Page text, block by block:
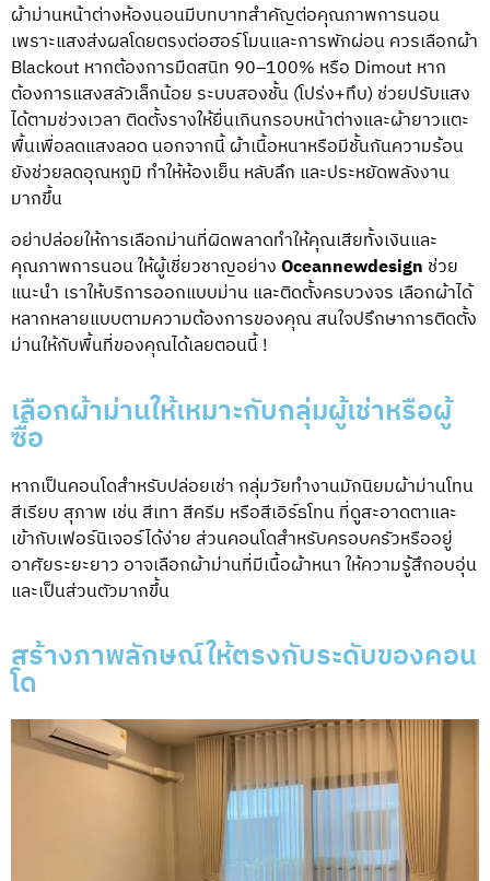
ผ้าม่านหน้าต่างห้องนอนมีบทบาทสำคัญต่อคุณภาพการนอน
เพราะแสงส่งผลโดยตรงต่อฮอร์โมนและการพักผ่อน ควรเลือกผ้า
Blackout หากต้องการมืดสนิท 90–100% หรือ Dimout หาก
ต้องการแสงสลัวเล็กน้อย ระบบสองชั้น (โปร่ง+ทึบ) ช่วยปรับแสง
ได้ตามช่วงเวลา ติดตั้งรางให้ยื่นเกินกรอบหน้าต่างและผ้ายาวแตะ
พื้นเพื่อลดแสงลอด นอกจากนี้ ผ้าเนื้อหนาหรือมีชั้นกันความร้อน
ยังช่วยลดอุณหภูมิ ทำให้ห้องเย็น หลับลึก และประหยัดพลังงาน
มากขึ้น
อย่าปล่อยให้การเลือกม่านที่ผิดพลาดทำให้คุณเสียทั้งเงินและ
คุณภาพการนอน ให้ผู้เชี่ยวชาญอย่างOceannewdesign ช่วย
แนะนำ เราให้บริการออกแบบม่าน และติดตั้งครบวงจร เลือกผ้าได้
หลากหลายแบบตามความต้องการของคุณ สนใจปรึกษาการติดตั้ง
ม่านให้กับพื้นที่ของคุณได้เลยตอนนี้ !
เลือกผ้าม่านให้เหมาะกับกลุ่มผู้เช่าหรือผู้
ซื้อ
หากเป็นคอนโดสำหรับปล่อยเช่า กลุ่มวัยทำงานมักนิยมผ้าม่านโทน
สีเรียบ สุภาพ เช่น สีเทา สีครีม หรือสีเอิร์ธโทน ที่ดูสะอาดตาและ
เข้ากับเฟอร์นิเจอร์ได้ง่าย ส่วนคอนโดสำหรับครอบครัวหรืออยู่
อาศัยระยะยาว อาจเลือกผ้าม่านที่มีเนื้อผ้าหนา ให้ความรู้สึกอบอุ่น
และเป็นส่วนตัวมากขึ้น
สร้างภาพลักษณ์ให้ตรงกับระดับของคอน
โด